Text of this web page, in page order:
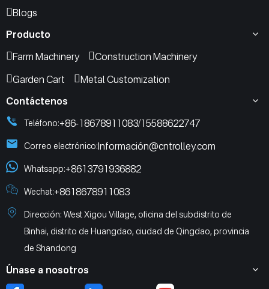
Blogs
Producto
Farm Machinery
Construction Machinery
Garden Cart
Metal Customization
Contáctenos
Teléfono:+86-18678911083/15588622747
Correo electrónico:Información@cntrolley.com
Whatsapp:+8613791936882
Wechat:+8618678911083
Dirección: West Xigou Village, oficina del subdistrito de
Binhai, distrito de Huangdao, ciudad de Qingdao, provincia
de Shandong
Únase a nosotros